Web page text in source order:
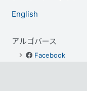
English
アルゴバース
Facebook